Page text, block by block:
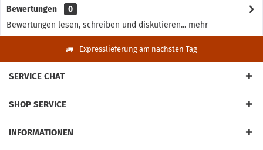
Bewertungen
0
Bewertungen lesen, schreiben und diskutieren... mehr
Expresslieferung am nächsten Tag
SERVICE CHAT
SHOP SERVICE
INFORMATIONEN